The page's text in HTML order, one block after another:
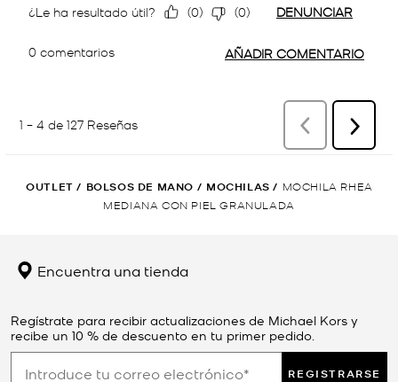
OUTLET / BOLSOS DE MANO / MOCHILAS / MOCHILA RHEA
MEDIANA CON PIEL GRANULADA
Encuentra una tienda
Regístrate para recibir actualizaciones de Michael Kors y
recibe un 10 % de descuento en tu primer pedido.
REGISTRARSE